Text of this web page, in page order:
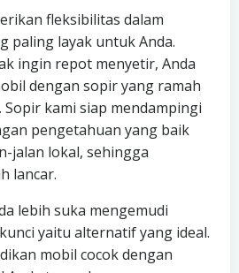
fleksibilitas dalam
paling layak untuk Anda.
ingin repot menyetir, Anda
dengan sopir yang ramah
kami siap mendampingi
pengetahuan yang baik
jalan lokal, sehingga
lancar.
lebih suka mengemudi
yaitu alternatif yang ideal.
mobil cocok dengan